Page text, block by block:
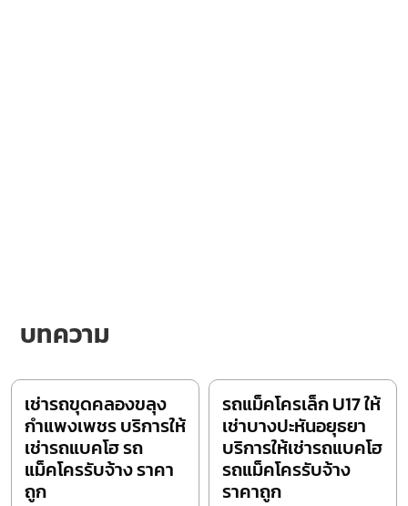
บทความ
เช่ารถขุดคลองขลุง
กำแพงเพชร บริการให้
เช่ารถแบคโฮ รถ
แม็คโครรับจ้าง ราคา
ถูก
รถแม็คโครเล็ก U17 ให้
เช่าบางปะหันอยุธยา
บริการให้เช่ารถแบคโฮ
รถแม็คโครรับจ้าง
ราคาถูก